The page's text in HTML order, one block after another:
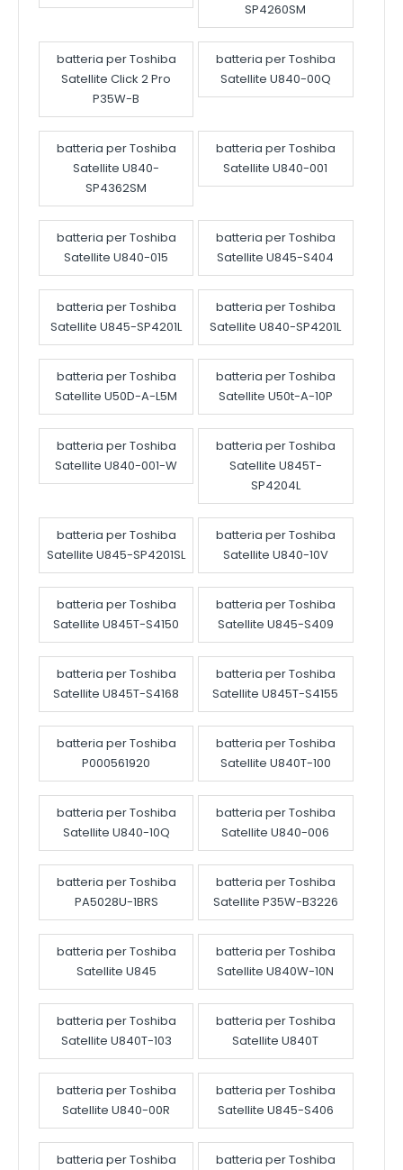
SP4260SM
batteria per Toshiba
Satellite Click 2 Pro
P35W-B
batteria per Toshiba
Satellite U840-00Q
batteria per Toshiba
Satellite U840-
SP4362SM
batteria per Toshiba
Satellite U840-001
batteria per Toshiba
Satellite U840-015
batteria per Toshiba
Satellite U845-S404
batteria per Toshiba
Satellite U845-SP4201L
batteria per Toshiba
Satellite U840-SP4201L
batteria per Toshiba
Satellite U50D-A-L5M
batteria per Toshiba
Satellite U50t-A-10P
batteria per Toshiba
Satellite U840-001-W
batteria per Toshiba
Satellite U845T-
SP4204L
batteria per Toshiba
Satellite U845-SP4201SL
batteria per Toshiba
Satellite U840-10V
batteria per Toshiba
Satellite U845T-S4150
batteria per Toshiba
Satellite U845-S409
batteria per Toshiba
Satellite U845T-S4168
batteria per Toshiba
Satellite U845T-S4155
batteria per Toshiba
P000561920
batteria per Toshiba
Satellite U840T-100
batteria per Toshiba
Satellite U840-10Q
batteria per Toshiba
Satellite U840-006
batteria per Toshiba
PA5028U-1BRS
batteria per Toshiba
Satellite P35W-B3226
batteria per Toshiba
Satellite U845
batteria per Toshiba
Satellite U840W-10N
batteria per Toshiba
Satellite U840T-103
batteria per Toshiba
Satellite U840T
batteria per Toshiba
Satellite U840-00R
batteria per Toshiba
Satellite U845-S406
batteria per Toshiba
batteria per Toshiba